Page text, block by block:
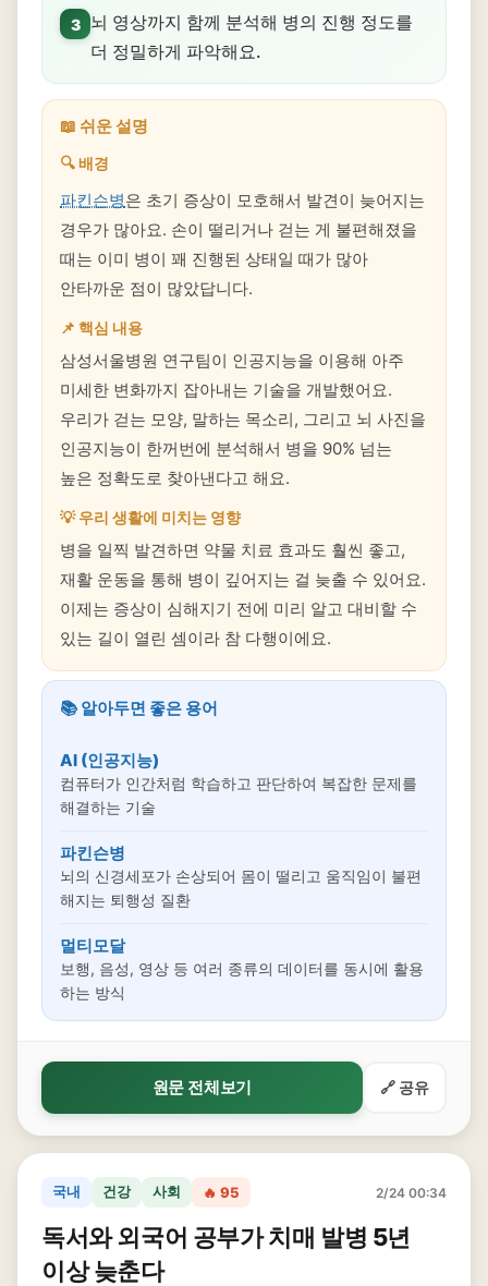
3
뇌 영상까지 함께 분석해 병의 진행 정도를
더 정밀하게 파악해요.
📖 쉬운 설명
🔍 배경
파킨슨병은 초기 증상이 모호해서 발견이 늦어지는
경우가 많아요. 손이 떨리거나 걷는 게 불편해졌을
때는 이미 병이 꽤 진행된 상태일 때가 많아
안타까운 점이 많았답니다.
📌 핵심 내용
삼성서울병원 연구팀이 인공지능을 이용해 아주
미세한 변화까지 잡아내는 기술을 개발했어요.
우리가 걷는 모양, 말하는 목소리, 그리고 뇌 사진을
인공지능이 한꺼번에 분석해서 병을 90% 넘는
높은 정확도로 찾아낸다고 해요.
💡 우리 생활에 미치는 영향
병을 일찍 발견하면 약물 치료 효과도 훨씬 좋고,
재활 운동을 통해 병이 깊어지는 걸 늦출 수 있어요.
이제는 증상이 심해지기 전에 미리 알고 대비할 수
있는 길이 열린 셈이라 참 다행이에요.
📚 알아두면 좋은 용어
AI (인공지능)
컴퓨터가 인간처럼 학습하고 판단하여 복잡한 문제를
해결하는 기술
파킨슨병
뇌의 신경세포가 손상되어 몸이 떨리고 움직임이 불편
해지는 퇴행성 질환
멀티모달
보행, 음성, 영상 등 여러 종류의 데이터를 동시에 활용
하는 방식
원문 전체보기 🔗 공유
국내 건강 사회 🔥 95 2/24 00:34
독서와 외국어 공부가 치매 발병 5년
이상 늦춘다